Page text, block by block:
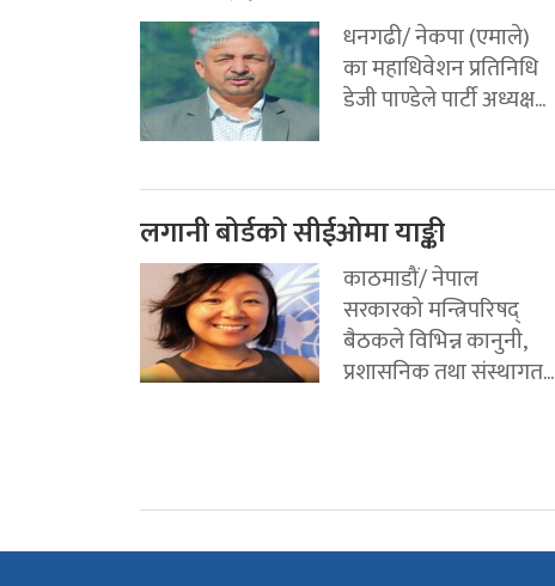
धनगढी/ नेकपा (एमाले)
का महाधिवेशन प्रतिनिधि
डेजी पाण्डेले पार्टी अध्यक्ष...
लगानी बोर्डको सीईओमा याङ्की
काठमाडौं/ नेपाल
सरकारको मन्त्रिपरिषद्
बैठकले विभिन्न कानुनी,
प्रशासनिक तथा संस्थागत...